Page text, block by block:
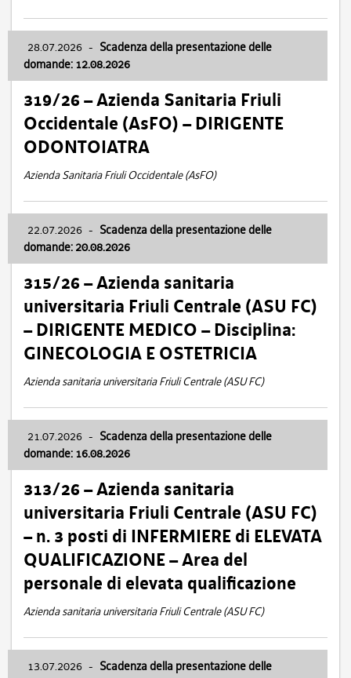
28.07.2026 - Scadenza della presentazione delle
domande: 12.08.2026
319/26 – Azienda Sanitaria Friuli
Occidentale (AsFO) – DIRIGENTE
ODONTOIATRA
Azienda Sanitaria Friuli Occidentale (AsFO)
22.07.2026 - Scadenza della presentazione delle
domande: 20.08.2026
315/26 – Azienda sanitaria
universitaria Friuli Centrale (ASU FC)
– DIRIGENTE MEDICO – Disciplina:
GINECOLOGIA E OSTETRICIA
Azienda sanitaria universitaria Friuli Centrale (ASU FC)
21.07.2026 - Scadenza della presentazione delle
domande: 16.08.2026
313/26 – Azienda sanitaria
universitaria Friuli Centrale (ASU FC)
– n. 3 posti di INFERMIERE di ELEVATA
QUALIFICAZIONE – Area del
personale di elevata qualificazione
Azienda sanitaria universitaria Friuli Centrale (ASU FC)
13.07.2026 - Scadenza della presentazione delle